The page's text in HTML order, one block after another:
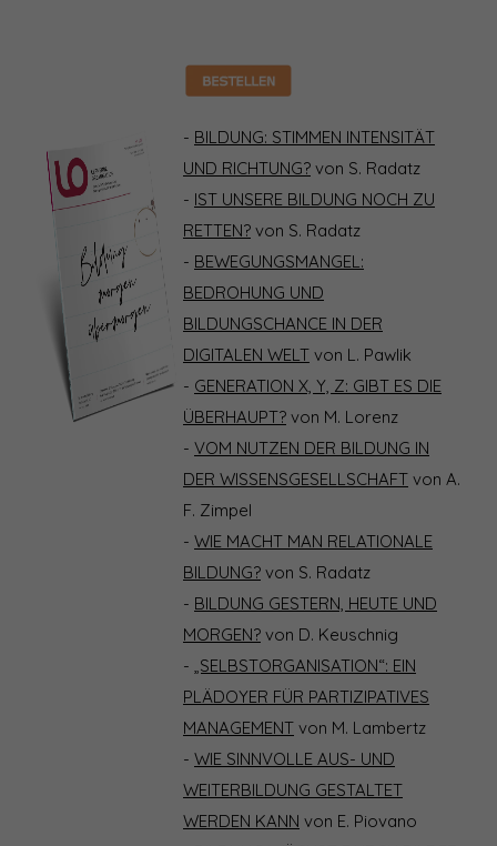
- BILDUNG: STIMMEN INTENSITÄT
UND RICHTUNG? von S. Radatz
- IST UNSERE BILDUNG NOCH ZU
RETTEN? von S. Radatz
- BEWEGUNGSMANGEL:
BEDROHUNG UND
BILDUNGSCHANCE IN DER
DIGITALEN WELT von L. Pawlik
- GENERATION X, Y, Z: GIBT ES DIE
ÜBERHAUPT? von M. Lorenz
- VOM NUTZEN DER BILDUNG IN
DER WISSENSGESELLSCHAFT von A.
F. Zimpel
- WIE MACHT MAN RELATIONALE
BILDUNG? von S. Radatz
- BILDUNG GESTERN, HEUTE UND
MORGEN? von D. Keuschnig
- „SELBSTORGANISATION“: EIN
PLÄDOYER FÜR PARTIZIPATIVES
MANAGEMENT von M. Lambertz
- WIE SINNVOLLE AUS- UND
WEITERBILDUNG GESTALTET
WERDEN KANN von E. Piovano